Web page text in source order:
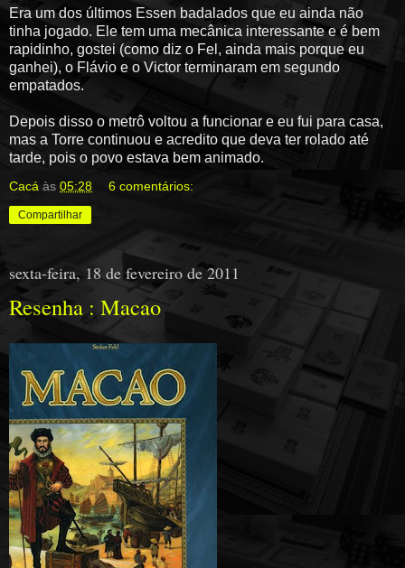
Era um dos últimos Essen badalados que eu ainda não
tinha jogado. Ele tem uma mecânica interessante e é bem
rapidinho, gostei (como diz o Fel, ainda mais porque eu
ganhei), o Flávio e o Victor terminaram em segundo
empatados.
Depois disso o metrô voltou a funcionar e eu fui para casa,
mas a Torre continuou e acredito que deva ter rolado até
tarde, pois o povo estava bem animado.
Cacá às 05:28 6 comentários:
Compartilhar
sexta-feira, 18 de fevereiro de 2011
Resenha : Macao